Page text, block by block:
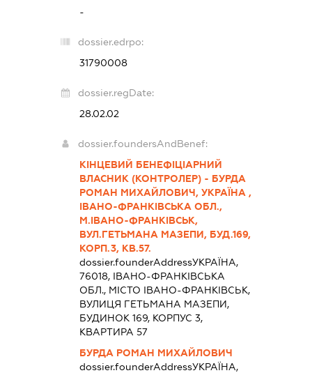
-
dossier.edrpo:
31790008
dossier.regDate:
28.02.02
dossier.foundersAndBenef:
КІНЦЕВИЙ БЕНЕФІЦІАРНИЙ
ВЛАСНИК (КОНТРОЛЕР) - БУРДА
РОМАН МИХАЙЛОВИЧ, УКРАЇНА ,
ІВАНО-ФРАНКІВСЬКА ОБЛ.,
М.ІВАНО-ФРАНКІВСЬК,
ВУЛ.ГЕТЬМАНА МАЗЕПИ, БУД.169,
КОРП.3, КВ.57.
dossier.founderAddressУКРАЇНА,
76018, ІВАНО-ФРАНКІВСЬКА
ОБЛ., МІСТО ІВАНО-ФРАНКІВСЬК,
ВУЛИЦЯ ГЕТЬМАНА МАЗЕПИ,
БУДИНОК 169, КОРПУС 3,
КВАРТИРА 57
БУРДА РОМАН МИХАЙЛОВИЧ
dossier.founderAddressУКРАЇНА,